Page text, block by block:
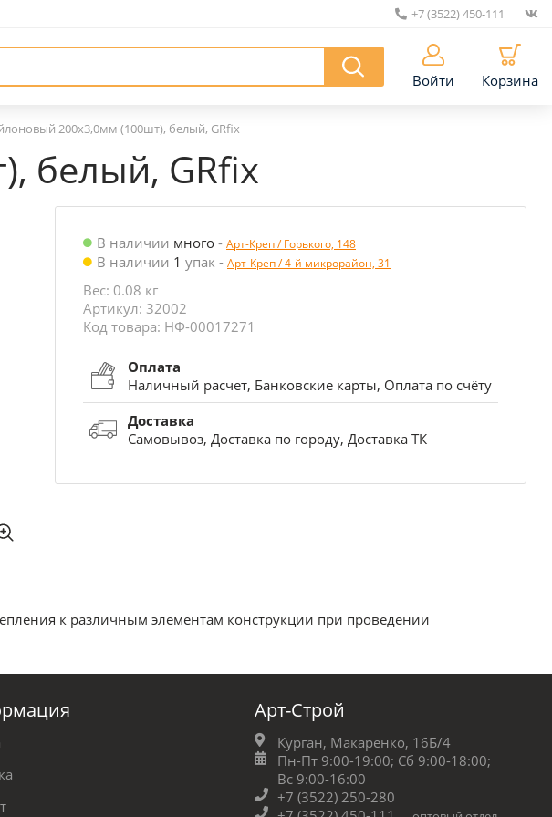
+7 (3522) 450-111
Войти Корзина
200х3,0мм (100шт), белый, GRfix
белый, GRfix
В наличии много - Арт-Креп / Горького, 148
В наличии 1 упак - Арт-Креп / 4-й микрорайон, 31
Вес: 0.08 кг
Артикул: 32002
Код товара: НФ-00017271
Оплата
Наличный расчет, Банковские карты, Оплата по счёту
Доставка
Самовывоз, Доставка по городу, Доставка ТК
к различным элементам конструкции при проведении
Арт-Строй
Курган, Макаренко, 16Б/4
Пн-Пт 9:00-19:00; Сб 9:00-18:00;
Вс 9:00-16:00
+7 (3522) 250-280